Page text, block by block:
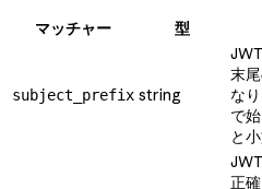
マッチャー
型
subject_prefix string
末
な
で
と
正